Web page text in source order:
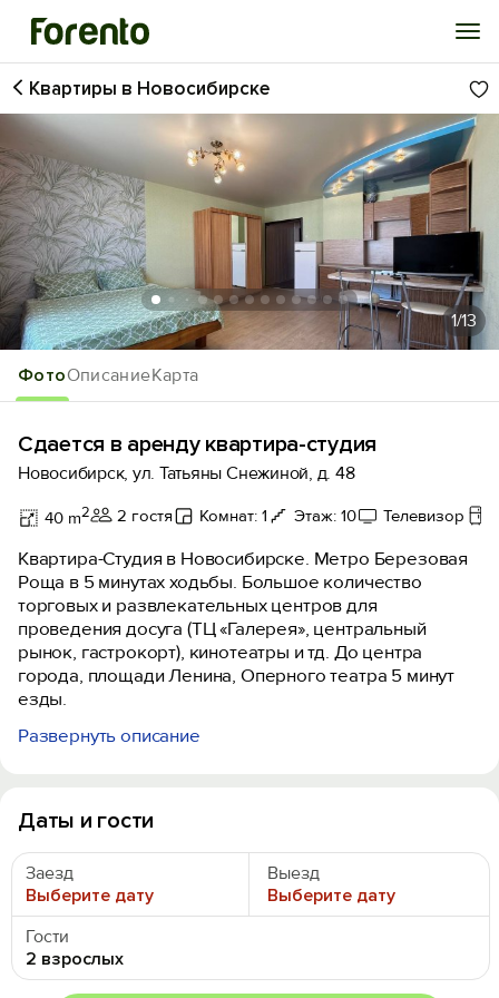
Войти
Избранное
История просмотра
Добавить свой объект
ФотоОписаниеКарта
Квартиры в Новосибирске
1/13
Сдается в аренду квартира-студия
Новосибирск, ул. Татьяны Снежиной, д. 48
40 m2 2 гостя Комнат: 1 Этаж: 10 Телевизор
Квартира-Студия в Новосибирске. Метро Березовая
Роща в 5 минутах ходьбы. Большое количество
торговых и развлекательных центров для
проведения досуга (ТЦ «Галерея», центральный
рынок, гастрокорт), кинотеатры и тд. До центра
города, площади Ленина, Оперного театра 5 минут
езды.
В квaртиpe:
- набор посуды и кухонной утвари для готовки;
- фeн;
- утюг + гладильнaя доcка;
- стиральнaя мaшинa;
- холодильник;
- плита;
- микровoлнoвая печь;
- чайник;
Развернуть описание
Даты и гости
Заезд
Выберите дату
Выезд
Выберите дату
Гости
2 взрослых